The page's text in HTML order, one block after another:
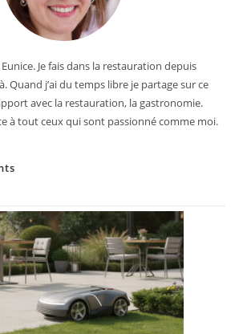
Je fais dans la restauration depuis
Quand j’ai du temps libre je partage sur ce
avec la restauration, la gastronomie.
à tout ceux qui sont passionné comme moi.